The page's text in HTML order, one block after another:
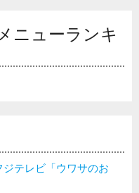
ニューランキ
テレビ「ウワサのお